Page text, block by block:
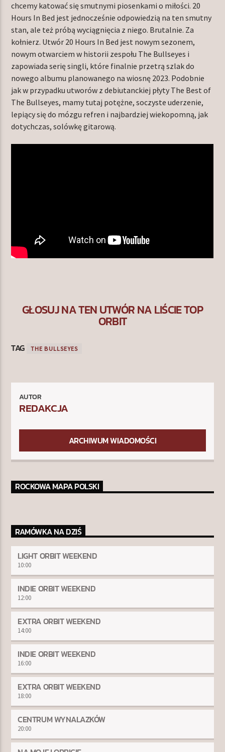
Radio Orbit
chcemy katować się smutnymi piosenkami o miłości. 20
Hours In Bed jest jednocześnie odpowiedzią na ten smutny
stan, ale też próbą wyciągnięcia z niego. Brutalnie. Za
kołnierz. Utwór 20 Hours In Bed jest nowym sezonem,
nowym otwarciem w historii zespołu The Bullseyes i
zapowiada serię singli, które finalnie przetrą szlak do
nowego albumu planowanego na wiosnę 2023. Podobnie
jak w przypadku utworów z debiutanckiej płyty The Best of
The Bullseyes, mamy tutaj potężne, soczyste uderzenie,
lepiący się do mózgu refren i najbardziej wiekopomną, jak
dotychczas, solówkę gitarową.
GŁOSUJ NA TEN UTWÓR NA LIŚCIE TOP
ORBIT
TAG THE BULLSEYES
AUTOR
REDAKCJA
ARCHIWUM WIADOMOŚCI
ROCKOWA MAPA POLSKI
RAMÓWKA NA DZIŚ
LIGHT ORBIT WEEKEND
10:00
INDIE ORBIT WEEKEND
12:00
EXTRA ORBIT WEEKEND
14:00
INDIE ORBIT WEEKEND
16:00
EXTRA ORBIT WEEKEND
18:00
CENTRUM WYNALAZKÓW
20:00